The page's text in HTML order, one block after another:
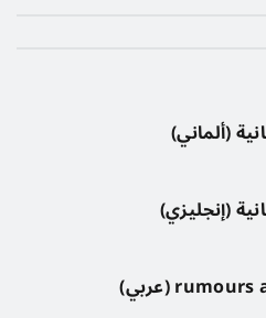
(ألماني)
(إنجليزي)